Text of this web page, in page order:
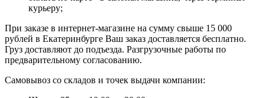
курьеру;
При заказе в интернет-магазине на сумму свыше 15 000
рублей в Екатеринбурге Ваш заказ доставляется бесплатно.
Груз доставляют до подъезда. Разгрузочные работы по
предварительному согласованию.
Самовывоз со складов и точек выдачи компании: